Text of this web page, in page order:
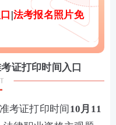
|法考报名照片免
证打印时间入口
准考证打印时间10月11